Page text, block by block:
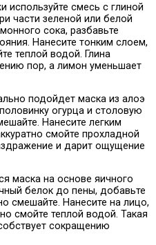
смесь с глиной
части зеленой или белой
сока, разбавьте
Нанесите тонким слоем,
теплой водой. Глина
пор, а лимон уменьшает
подойдет маска из алоэ
огурца и столовую
Нанесите легким
смойте прохладной
и дарит ощущение
маска на основе яичного
белок до пены, добавьте
смешайте. Нанесите на лицо,
смойте теплой водой. Такая
сокращению